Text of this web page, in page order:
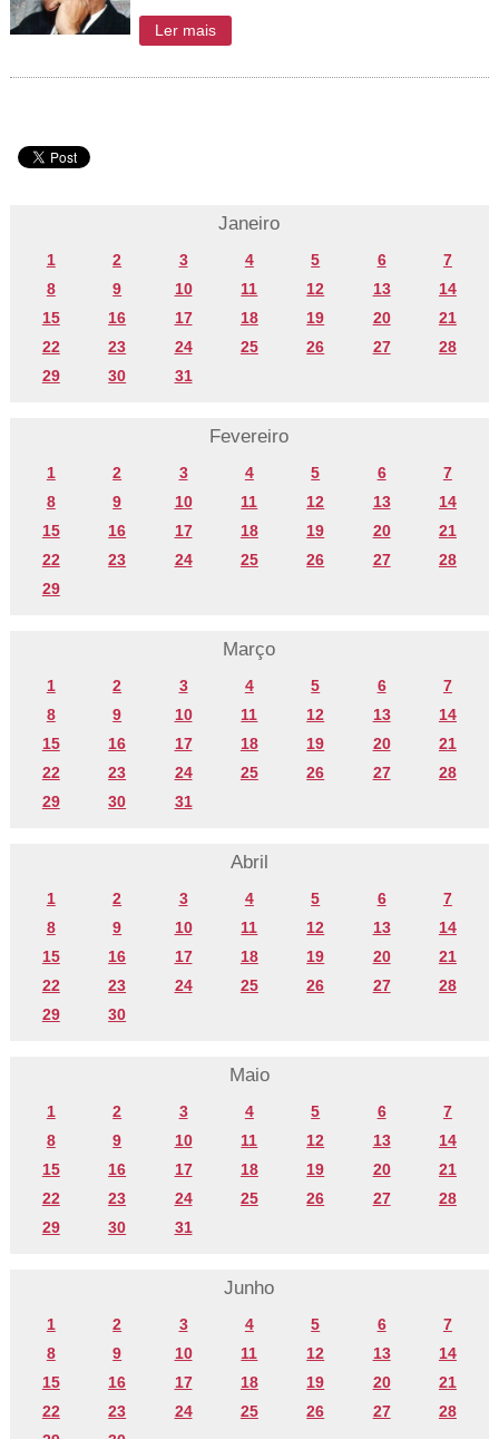
Ler mais
Janeiro
1 2 3 4 5 6
7
8
9 10 11 12 13
14
15
16 17 18 19 20
21
22
23 24 25 26 27
28
29
30 31
Fevereiro
1 2 3 4 5 6
7
8
9 10 11 12 13
14
15
16 17 18 19 20
21
22
23 24 25 26 27
28
29
Março
1 2 3 4 5 6
7
8
9 10 11 12 13
14
15
16 17 18 19 20
21
22
23 24 25 26 27
28
29
30 31
Abril
1 2 3 4 5 6
7
8
9 10 11 12 13
14
15
16 17 18 19 20
21
22
23 24 25 26 27
28
29
30
Maio
1 2 3 4 5 6
7
8
9 10 11 12 13
14
15
16 17 18 19 20
21
22
23 24 25 26 27
28
29
30 31
Junho
1 2 3 4 5 6
7
8
9 10 11 12 13
14
15
16 17 18 19 20
21
22
23 24 25 26 27
28